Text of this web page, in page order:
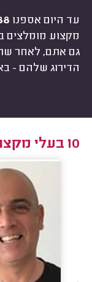
עד היום אספנו 588
מקצוע מומלצים
גם אתם, לאחר
הדירוג שלהם -
10 בעלי מקצוע מומלצים בחגור